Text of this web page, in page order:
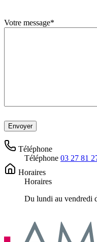
Votre message*
Téléphone
Téléphone 03 27 81
Horaires
Horaires
Du lundi au vendredi